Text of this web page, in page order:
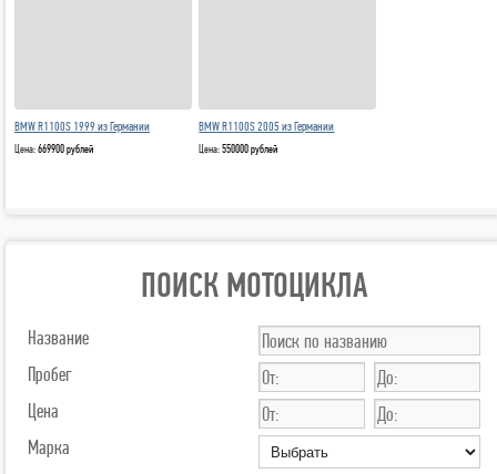
BMW R1100S 1999 из Германии
Цена:669900 рублей
BMW R1100S 2005 из Германии
Цена:550000 рублей
ПОИСК МОТОЦИКЛА
Название
Пробег
Цена
Марка